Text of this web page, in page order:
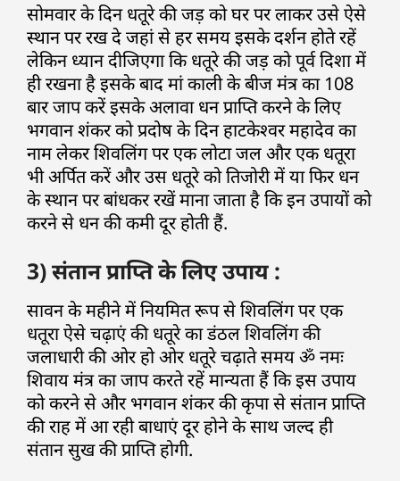
सोमवार के दिन धतूरे की जड़ को घर पर लाकर उसे ऐसे
स्थान पर रख दे जहां से हर समय इसके दर्शन होते रहें
लेकिन ध्यान दीजिएगा कि धतूरे की जड़ को पूर्व दिशा में
ही रखना है इसके बाद मां काली के बीज मंत्र का 108
बार जाप करें इसके अलावा धन प्राप्ति करने के लिए
भगवान शंकर को प्रदोष के दिन हाटकेश्वर महादेव का
नाम लेकर शिवलिंग पर एक लोटा जल और एक धतूरा
भी अर्पित करें और उस धतूरे को तिजोरी में या फिर धन
के स्थान पर बांधकर रखें माना जाता है कि इन उपायों को
करने से धन की कमी दूर होती हैं.
3) संतान प्राप्ति के लिए उपाय :
सावन के महीने में नियमित रूप से शिवलिंग पर एक
धतूरा ऐसे चढ़ाएं की धतूरे का डंठल शिवलिंग की
जलाधारी की ओर हो ओर धतूरे चढ़ाते समय ॐ नमः
शिवाय मंत्र का जाप करते रहें मान्यता हैं कि इस उपाय
को करने से और भगवान शंकर की कृपा से संतान प्राप्ति
की राह में आ रही बाधाएं दूर होने के साथ जल्द ही
संतान सुख की प्राप्ति होगी.